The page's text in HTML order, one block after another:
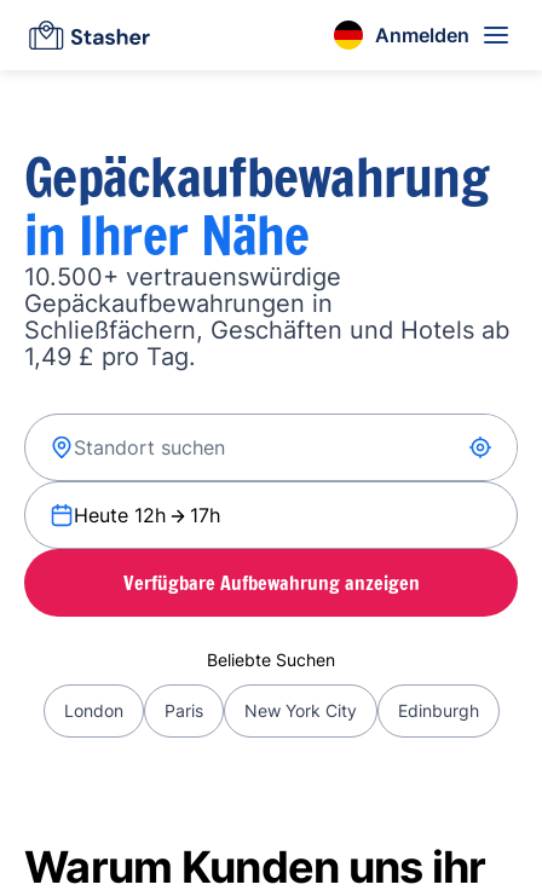
Anmelden
Gepäckaufbewahrung
in Ihrer Nähe
10.500+ vertrauenswürdige
Gepäckaufbewahrungen in
Schließfächern, Geschäften und Hotels ab
1,49 £ pro Tag.
Heute 12h 17h
Verfügbare Aufbewahrung anzeigen
Beliebte Suchen
London Paris New York City Edinburgh
Warum Kunden uns ihr